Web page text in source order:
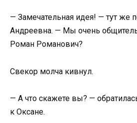
— Замечательная идея! — тут же
Андреевна. — Мы очень
Роман Романович?
Свекор молча кивнул.
— А что скажете вы? —
к Оксане.